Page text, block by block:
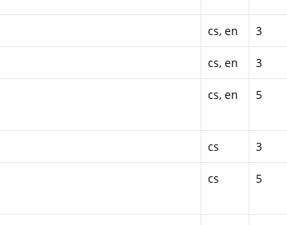
cs, en 3
cs, en 3
cs, en 5
cs 3
cs 5